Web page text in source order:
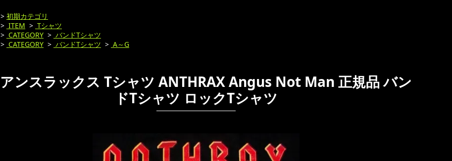
> 初期カテゴリ
> ITEM > Tシャツ
> CATEGORY > バンドTシャツ
> CATEGORY > バンドTシャツ > A～G
アンスラックス Tシャツ ANTHRAX Angus Not Man 正規品 バン
ドTシャツ ロックTシャツ